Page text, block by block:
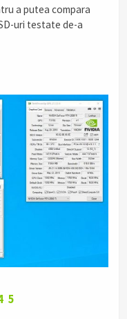
a putea compara
uri testate de-a
5